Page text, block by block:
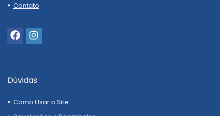
Contato
Dúvidas
Como Usar o Site